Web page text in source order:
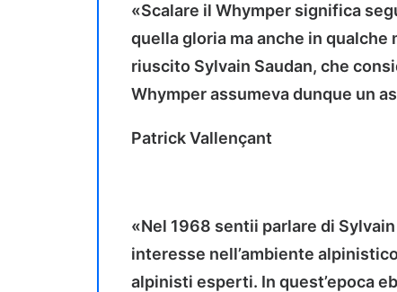
«Scalare il Whymper significa
quella gloria ma anche in qualche
riuscito Sylvain Saudan, che
Whymper assumeva dunque un
Patrick Vallençant
«Nel 1968 sentii parlare di
interesse nell’ambiente
alpinisti esperti. In quest’epoca